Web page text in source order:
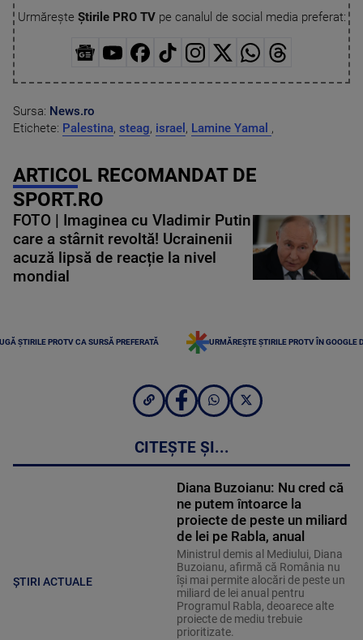
Urmărește Știrile PRO TVpe canalul de social media preferat:
Sursa: News.ro
Etichete: Palestina, steag, israel , Lamine Yamal ,
ARTICOL RECOMANDAT DE
SPORT.RO
FOTO | Imaginea cu Vladimir Putin
care a stârnit revoltă! Ucrainenii
acuză lipsă de reacție la nivel
mondial
ȘTIRILE PROTV CA SURSĂ PREFERATĂ URMĂREȘTE ȘTIRILE PROTV ÎN GOOGLE
CITEȘTE ȘI...
ȘTIRI ACTUALE
Diana Buzoianu: Nu cred că
ne putem întoarce la
proiecte de peste un miliard
de lei pe Rabla, anual
Ministrul demis al Mediului, Diana
Buzoianu, afirmă că România nu
își mai permite alocări de peste un
miliard de lei anual pentru
Programul Rabla, deoarece alte
proiecte de mediu trebuie
prioritizate.